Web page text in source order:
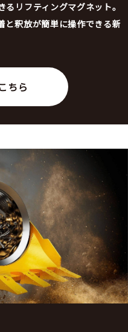
リフティングマグネット。
と釈放が簡単に操作できる新
ちら